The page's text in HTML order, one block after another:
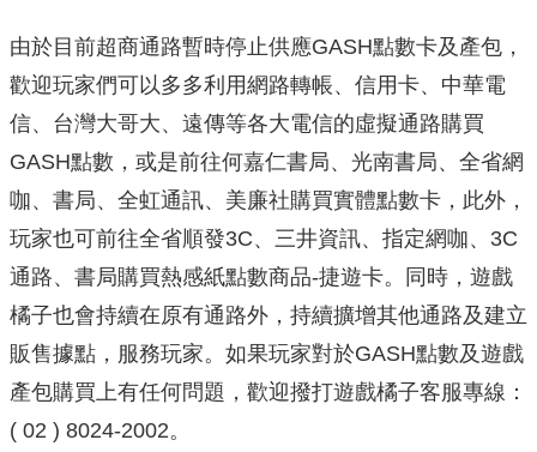
由於目前超商通路暫時停止供應GASH點數卡及產包，
歡迎玩家們可以多多利用網路轉帳、信用卡、中華電
信、台灣大哥大、遠傳等各大電信的虛擬通路購買
GASH點數，或是前往何嘉仁書局、光南書局、全省網
咖、書局、全虹通訊、美廉社購買實體點數卡，此外，
玩家也可前往全省順發3C、三井資訊、指定網咖、3C
通路、書局購買熱感紙點數商品-捷遊卡。同時，遊戲
橘子也會持續在原有通路外，持續擴增其他通路及建立
販售據點，服務玩家。如果玩家對於GASH點數及遊戲
產包購買上有任何問題，歡迎撥打遊戲橘子客服專線：
( 02 ) 8024-2002。